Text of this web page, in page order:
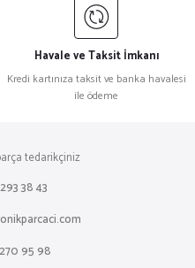
Havale ve Taksit İmkanı
Kredi kartınıza taksit ve banka havalesi
ile ödeme
tedarikçiniz
38 43
95 98